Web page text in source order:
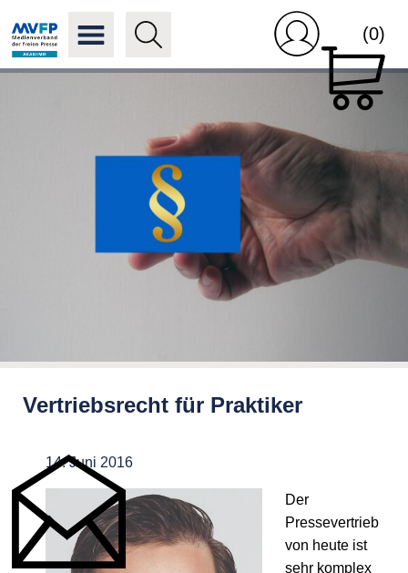
(0)
Vertriebsrecht für Praktiker
14. Juni 2016
Der
Pressevertrieb
von heute ist
sehr komplex